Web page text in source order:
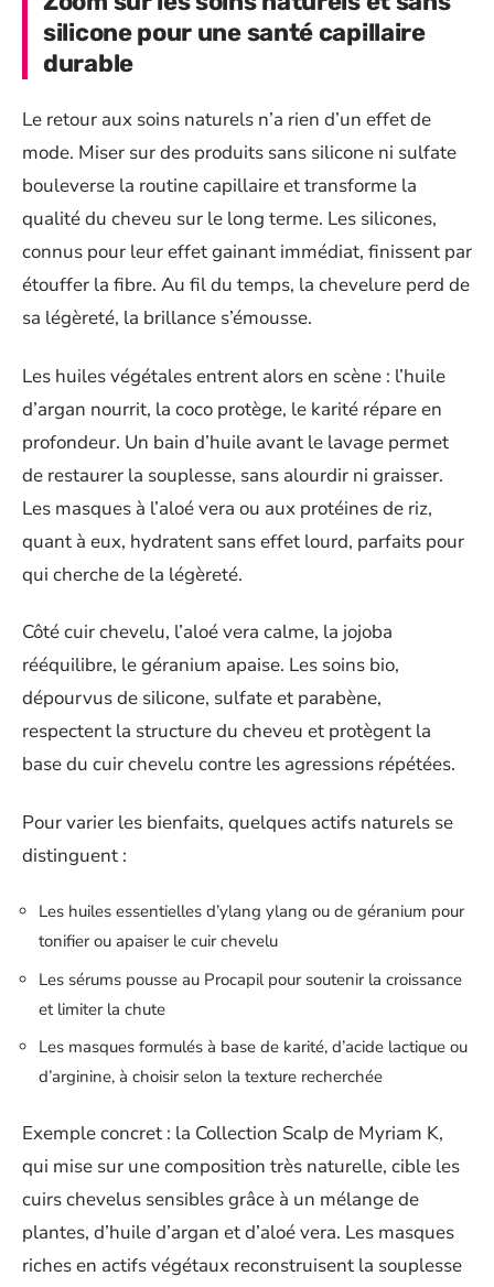
silicone pour une santé capillaire
durable
Le retour aux soins naturels n’a rien d’un effet de
mode. Miser sur des produits sans silicone ni sulfate
bouleverse la routine capillaire et transforme la
qualité du cheveu sur le long terme. Les silicones,
connus pour leur effet gainant immédiat, finissent par
étouffer la fibre. Au fil du temps, la chevelure perd de
sa légèreté, la brillance s’émousse.
Les huiles végétales entrent alors en scène : l’huile
d’argan nourrit, la coco protège, le karité répare en
profondeur. Un bain d’huile avant le lavage permet
de restaurer la souplesse, sans alourdir ni graisser.
Les masques à l’aloé vera ou aux protéines de riz,
quant à eux, hydratent sans effet lourd, parfaits pour
qui cherche de la légèreté.
Côté cuir chevelu, l’aloé vera calme, la jojoba
rééquilibre, le géranium apaise. Les soins bio,
dépourvus de silicone, sulfate et parabène,
respectent la structure du cheveu et protègent la
base du cuir chevelu contre les agressions répétées.
Pour varier les bienfaits, quelques actifs naturels se
distinguent :
Les huiles essentielles d’ylang ylang ou de géranium pour
tonifier ou apaiser le cuir chevelu
Les sérums pousse au Procapil pour soutenir la croissance
et limiter la chute
Les masques formulés à base de karité, d’acide lactique ou
d’arginine, à choisir selon la texture recherchée
Exemple concret : la Collection Scalp de Myriam K,
qui mise sur une composition très naturelle, cible les
cuirs chevelus sensibles grâce à un mélange de
plantes, d’huile d’argan et d’aloé vera. Les masques
riches en actifs végétaux reconstruisent la souplesse